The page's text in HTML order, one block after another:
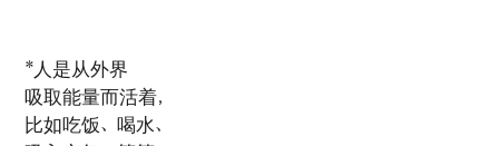
*人是从外界
吸取能量而活着，
比如吃饭、喝水、